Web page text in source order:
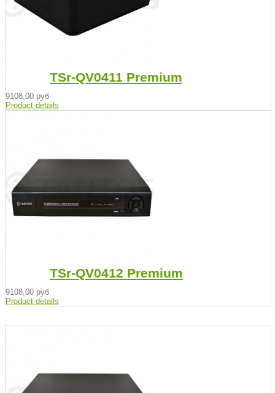
TSr-QV0411 Premium
9108,00 руб
Product details
TSr-QV0412 Premium
9108,00 руб
Product details